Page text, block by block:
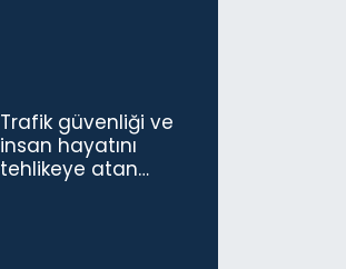
Trafik güvenliği ve
insan hayatını
tehlikeye atan